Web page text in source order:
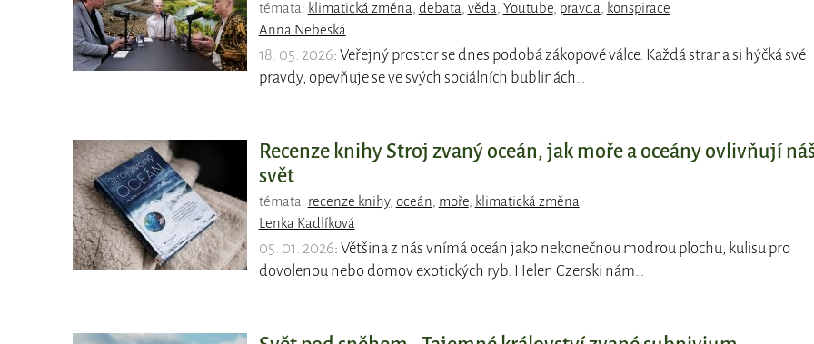
témata: klimatická změna debata věda Youtube, pravda
konspirace
Anna Nebeská
18. 05. 2026: Veřejný prostor se dnes podobá zákopové válce. Každá strana si hýčká své
pravdy, opevňuje se ve svých sociálních bublinách…
Recenze knihy Stroj zvaný oceán, jak moře a oceány ovlivňují
svět
témata: recenze knihy, oceán moře,
klimatická změna
Lenka Kadlíková
05. 01. 2026: Většina z nás vnímá oceán jako nekonečnou modrou plochu, kulisu pro
dovolenou nebo domov exotických ryb. Helen Czerski nám…